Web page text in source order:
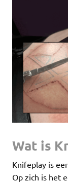
Wat is
Knifeplay is
Op zich is het